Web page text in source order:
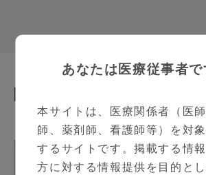
関連動画
Atellica LumIQ製品
1:57
あなたは医療従事者で
本サイトは、医療関係者（医
師、薬剤師、看護師等）を対
するサイトです。掲載する情
方に対する情報提供を目的と